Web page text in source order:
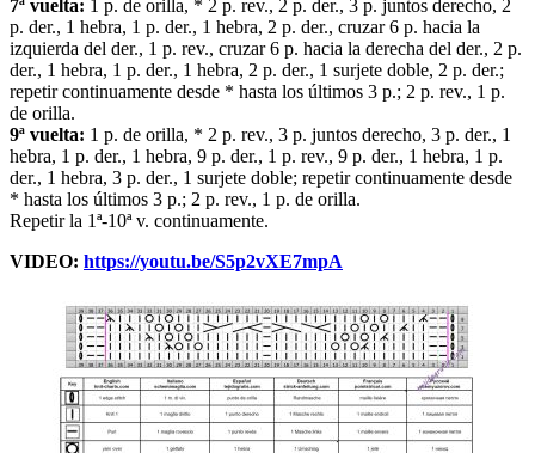
7ª vuelta: 1 p. de orilla, * 2 p. rev., 2 p. der., 3 p. juntos derecho, 2
p. der., 1 hebra, 1 p. der., 1 hebra, 2 p. der., cruzar 6 p. hacia la
izquierda del der., 1 p. rev., cruzar 6 p. hacia la derecha del der., 2 p.
der., 1 hebra, 1 p. der., 1 hebra, 2 p. der., 1 surjete doble, 2 p. der.;
repetir continuamente desde * hasta los últimos 3 p.; 2 p. rev., 1 p.
de orilla.
9ª vuelta: 1 p. de orilla, * 2 p. rev., 3 p. juntos derecho, 3 p. der., 1
hebra, 1 p. der., 1 hebra, 9 p. der., 1 p. rev., 9 p. der., 1 hebra, 1 p.
der., 1 hebra, 3 p. der., 1 surjete doble; repetir continuamente desde
* hasta los últimos 3 p.; 2 p. rev., 1 p. de orilla.
Repetir la 1ª-10ª v. continuamente.
VIDEO: https://youtu.be/S5p2vXE7mpA